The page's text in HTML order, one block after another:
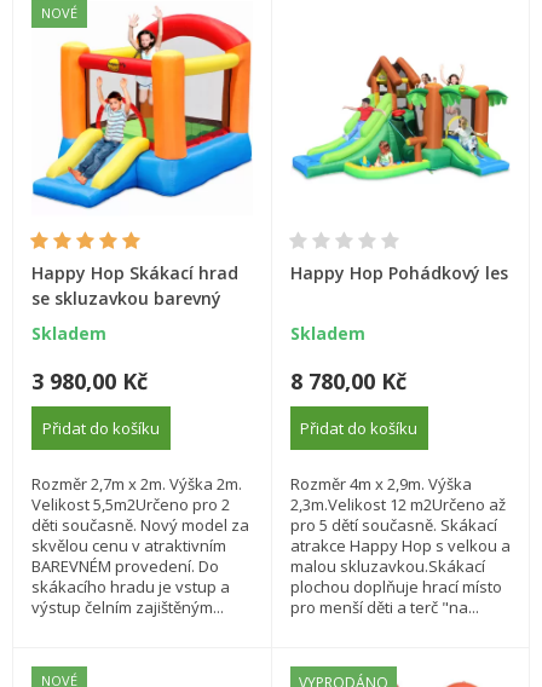
NOVÉ
Happy Hop Skákací hrad
se skluzavkou barevný
Skladem
3 980,00 Kč
Přidat do košíku
Rozměr 2,7m x 2m. Výška 2m.
Velikost 5,5m2Určeno pro 2
děti současně. Nový model za
skvělou cenu v atraktivním
BAREVNÉM provedení. Do
skákacího hradu je vstup a
výstup čelním zajištěným...
Happy Hop Pohádkový les
Skladem
8 780,00 Kč
Přidat do košíku
Rozměr 4m x 2,9m. Výška
2,3m.Velikost 12 m2Určeno až
pro 5 dětí současně. Skákací
atrakce Happy Hop s velkou a
malou skluzavkou.Skákací
plochou doplňuje hrací místo
pro menší děti a terč "na...
NOVÉ VYPRODÁNO